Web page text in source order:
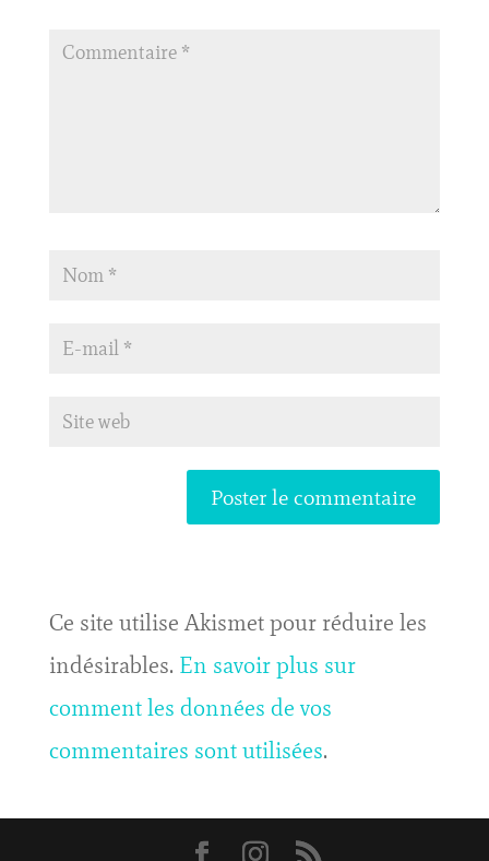
Ce site utilise Akismet pour réduire les
indésirables. En savoir plus sur
comment les données de vos
commentaires sont utilisées.